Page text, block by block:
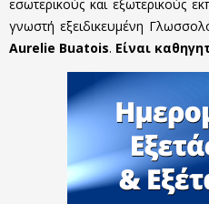
εσωτερικούς και εξωτερικούς
γνωστή εξειδικευμένη
Aurelie Buatois. Είναι